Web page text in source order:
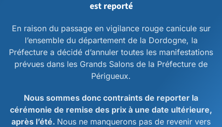
est reporté
En raison du passage en vigilance rouge canicule sur
l’ensemble du département de la Dordogne, la
Préfecture a décidé d’annuler toutes les manifestations
prévues dans les Grands Salons de la Préfecture de
Périgueux.
Nous sommes donc contraints de reporter la
cérémonie de remise des prix à une date ultérieure,
après l’été. Nous ne manquerons pas de revenir vers